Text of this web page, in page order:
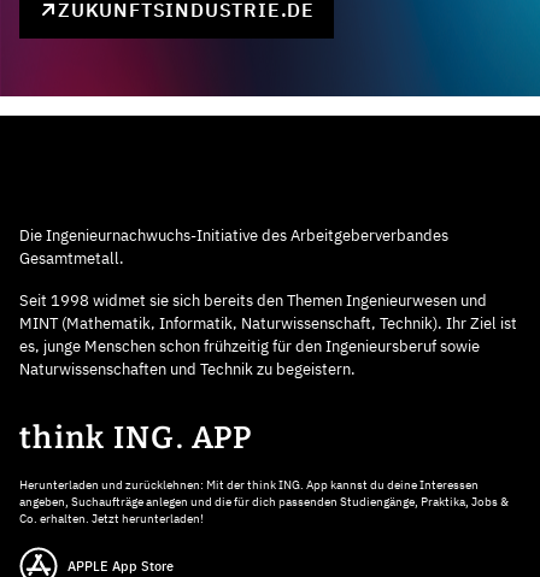
ZUKUNFTSINDUSTRIE.DE
Die Ingenieurnachwuchs-Initiative des Arbeitgeberverbandes
Gesamtmetall.
Seit 1998 widmet sie sich bereits den Themen Ingenieurwesen und
MINT (Mathematik, Informatik, Naturwissenschaft, Technik). Ihr Ziel ist
es, junge Menschen schon frühzeitig für den Ingenieursberuf sowie
Naturwissenschaften und Technik zu begeistern.
think ING. APP
Herunterladen und zurücklehnen: Mit der think ING. App kannst du deine Interessen
angeben, Suchaufträge anlegen und die für dich passenden Studiengänge, Praktika, Jobs &
Co. erhalten. Jetzt herunterladen!
APPLE App Store